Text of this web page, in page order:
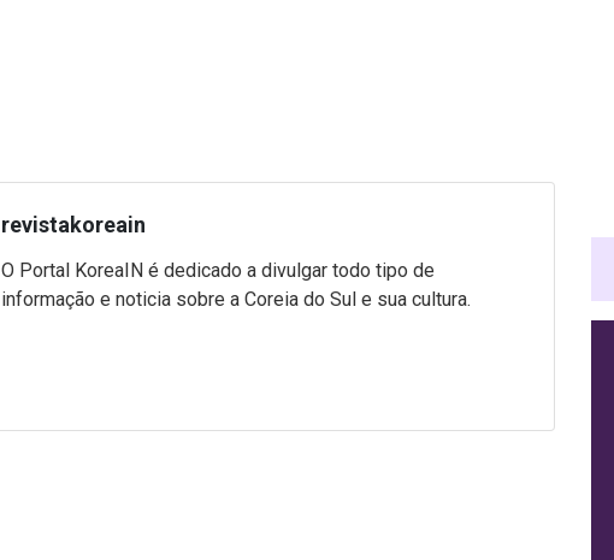
revistakoreain
O Portal KoreaIN é dedicado a divulgar todo tipo de
informação e noticia sobre a Coreia do Sul e sua cultura.